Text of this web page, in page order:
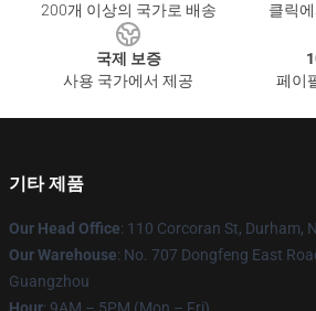
200개 이상의 국가로 배송
클릭
국제 보증
사용 국가에서 제공
페이
기타 제품
Our Head Office: 110 Corcoran St, Durham,
Our Warehouse: No. 707 Dongfeng East
Guangzhou